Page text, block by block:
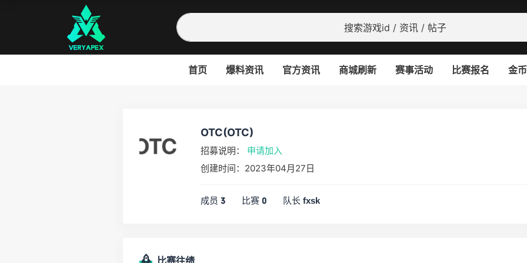
首页 爆料资讯 官方资讯 商城刷新 赛事活动 比赛报名 金
OTC(OTC)
招募说明： 申请加入
创建时间：2023年04月27日
成员 3 比赛 0 队长 fxsk
比赛往绩